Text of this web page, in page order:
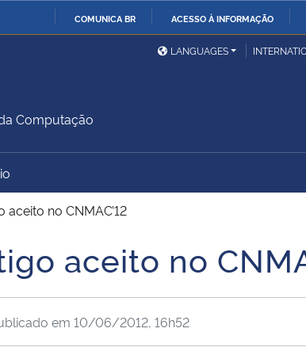
COMUNICA BR ACESSO À INFORMAÇÃO
da Defesa
Ministério das Relações
Exteriores
do
Regional
Geral da União Banco Central do Brasil
LANGUAGES
Computação
no CNMAC’12
aceito no
em 10/06/2012, 16h52